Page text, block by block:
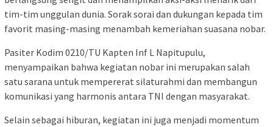
tim-tim unggulan dunia. Sorak sorai dan dukungan kepada tim
favorit masing-masing menambah kemeriahan suasana nobar.
Pasiter Kodim 0210/TU Kapten Inf L Napitupulu,
menyampaikan bahwa kegiatan nobar ini merupakan salah
satu sarana untuk mempererat silaturahmi dan membangun
komunikasi yang harmonis antara TNI dengan masyarakat.
Selain sebagai hiburan, kegiatan ini juga menjadi momentum